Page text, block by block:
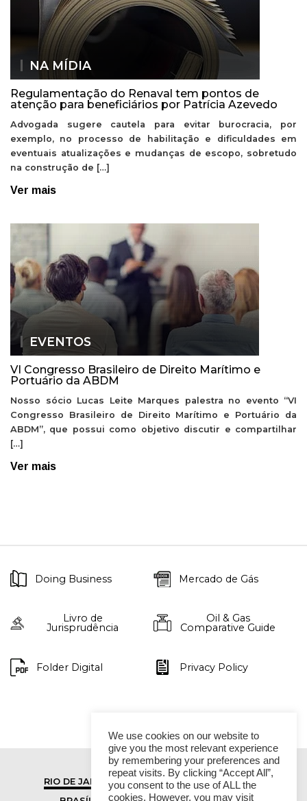
NA MÍDIA
Regulamentação do Renaval tem pontos de
atenção para beneficiários por Patrícia Azevedo
Advogada sugere cautela para evitar burocracia, por
exemplo, no processo de habilitação e dificuldades em
eventuais atualizações e mudanças de escopo, sobretudo
na construção de […]
Ver mais
EVENTOS
VI Congresso Brasileiro de Direito Marítimo e
Portuário da ABDM
Nosso sócio Lucas Leite Marques palestra no evento “VI
Congresso Brasileiro de Direito Marítimo e Portuário da
ABDM”, que possui como objetivo discutir e compartilhar
[…]
Ver mais
Doing Business Mercado de Gás
Livro de
Jurisprudência
Oil & Gas
Comparative Guide
Folder Digital Privacy Policy
RIO DE JANEIRO
SÃO PAULO
We use cookies on our website to
give you the most relevant experience
by remembering your preferences and
repeat visits. By clicking “Accept All”,
you consent to the use of ALL the
cookies. However, you may visit